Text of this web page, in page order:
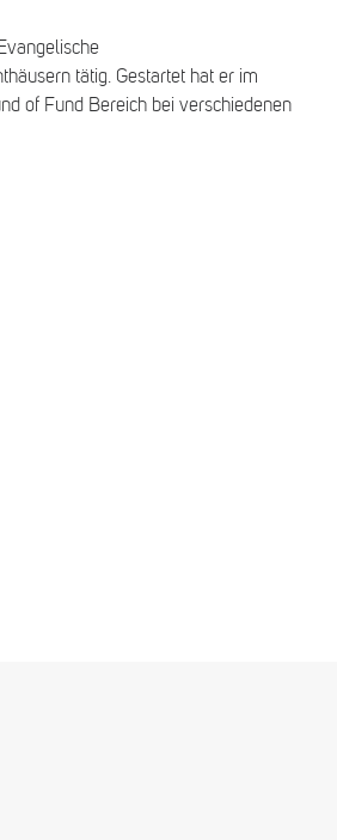
tätig. Gestartet hat er im
of Fund Bereich bei verschiedenen